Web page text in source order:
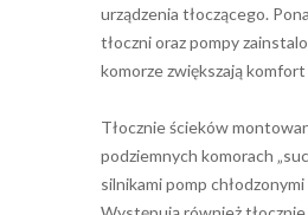
urządzenia tłoczącego.
tłoczni oraz pompy
komorze zwiększają
Tłocznie ścieków
podziemnych komorach
silnikami pomp